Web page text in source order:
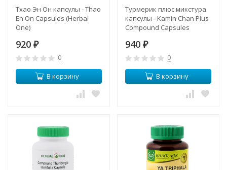
Тхао Эн Он капсулы - Thao
En On Capsules (Herbal
One)
920 ₽
0
В корзину
Турмерик плюс микстура
капсулы - Kamin Chan Plus
Compound Capsules
940 ₽
0
В корзину